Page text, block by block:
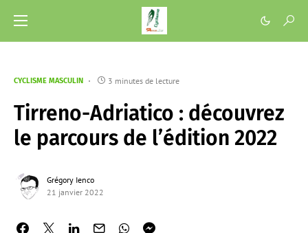
CYCLISME MASCULIN 3 minutes de lecture
Tirreno-Adriatico : découvrez
le parcours de l’édition 2022
Grégory Ienco
21 janvier 2022